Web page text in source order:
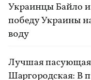
Украинцы Байло
победу Украины
воду
Лучшая
Шаргородская: В